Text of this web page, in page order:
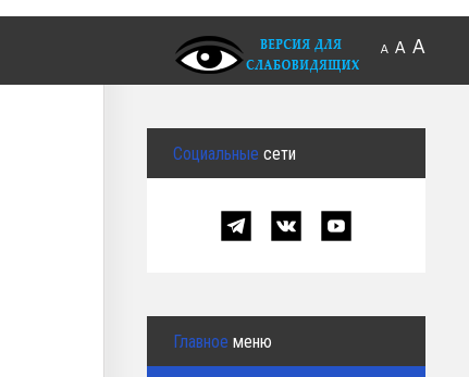
A A A
Социальные сети
Главное меню